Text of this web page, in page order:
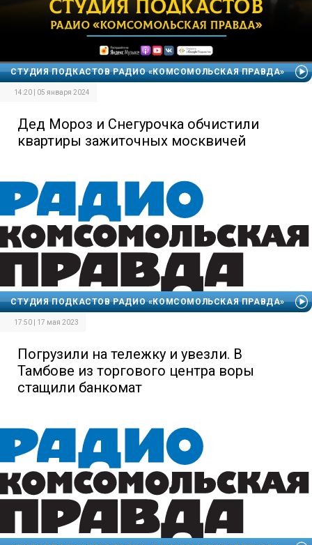
СТУДИЯ ПОДКАСТОВ РАДИО «КОМСОМОЛЬСКАЯ ПРАВДА»
14:20 | 05 января 2024
Дед Мороз и Снегурочка обчистили
квартиры зажиточных москвичей
СТУДИЯ ПОДКАСТОВ РАДИО «КОМСОМОЛЬСКАЯ ПРАВДА»
17:50 | 17 мая 2023
Погрузили на тележку и увезли. В
Тамбове из торгового центра воры
стащили банкомат